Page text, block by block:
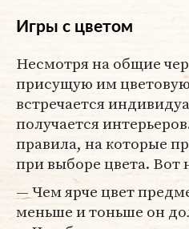
Игры с цветом
Несмотря на общие
присущую им
встречается
получается
правила, на которые
при выборе цвета. Вот
— Чем ярче цвет
меньше и тоньше он